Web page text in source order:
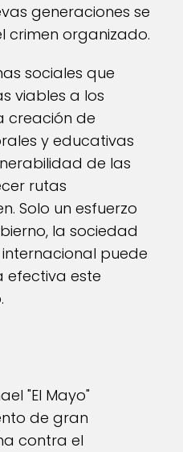
generaciones se
crimen organizado.
sociales que
viables a los
creación de
y educativas
de las
rutas
Solo un esfuerzo
la sociedad
puede
este
"El Mayo"
de gran
contra el